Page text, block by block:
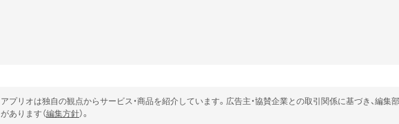
アプリオは独自の観点からサービス・商品を紹介しています。広告主・協賛企業との取引関係に基づき、編集
があります（編集方針）。